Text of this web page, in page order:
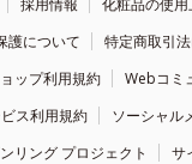
護について
特定商取引
ップ利用規約
Webコミ
ス利用規約
ソーシャル
リング プロジェクト
サ